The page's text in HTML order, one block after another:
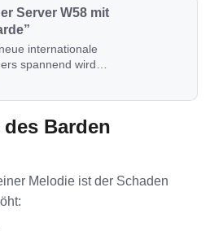
Server W58 mit
internationale
spannend wird
die jetzt alle
Barden
Melodie ist der Schaden